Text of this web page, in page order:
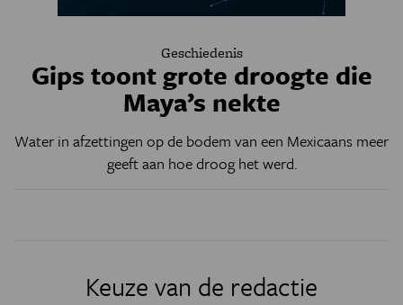
Geschiedenis
Gips toont grote droogte die
Maya’s nekte
Water in afzettingen op de bodem van een Mexicaans meer
geeft aan hoe droog het werd.
Keuze van de redactie